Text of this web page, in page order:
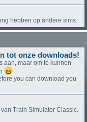
hebben op andere sims.
tot onze downloads!
aan, maar om te kunnen
you can download you
Train Simulator Classic.